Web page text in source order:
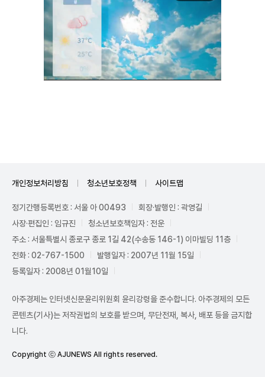
개인정보처리방침 청소년보호정책 사이트맵
정기간행등록번호 : 서울 아 00493
회장·발행인 : 곽영길
사장·편집인 : 임규진
청소년보호책임자 : 전운
주소 : 서울특별시 종로구 종로 1길 42(수송동 146-1) 이마빌딩 11층
전화 : 02-767-1500
발행일자 : 2007년 11월 15일
등록일자 : 2008년 01월10일
아주경제는 인터넷신문윤리위원회 윤리강령을 준수합니다. 아주경제의 모든
콘텐츠(기사)는 저작권법의 보호를 받으며, 무단전재, 복사, 배포 등을 금지합
니다.
Copyright ⓒ AJUNEWS All rights reserved.